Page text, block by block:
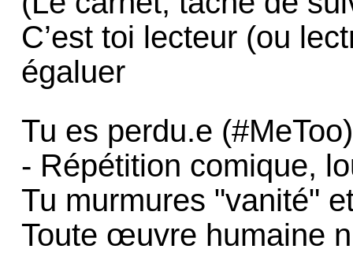
C’est toi lecteur (ou
égaluer
Tu es perdu.e (#MeToo)
- Répétition comique,
Tu murmures "vanité"
Toute œuvre humaine